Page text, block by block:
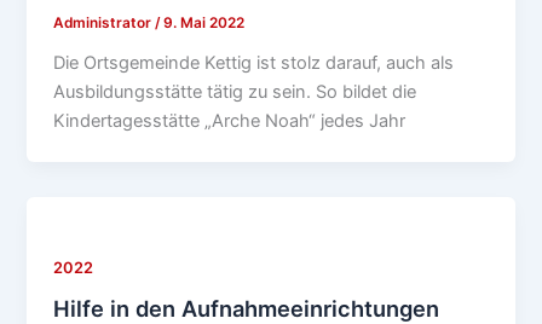
Administrator /9. Mai 2022
Die Ortsgemeinde Kettig ist stolz darauf, auch als
Ausbildungsstätte tätig zu sein. So bildet die
Kindertagesstätte „Arche Noah“ jedes Jahr
2022
Hilfe in den Aufnahmeeinrichtungen